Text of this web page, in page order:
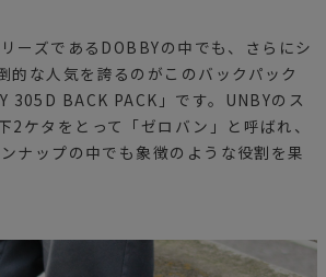
ーズであるDOBBYの中でも、さらにシ
的な人気を誇るのがこのバックパック
305D BACK PACK」です。UNBYのス
2ケタをとって「ゼロバン」と呼ばれ、
ナップの中でも象徴のような役割を果